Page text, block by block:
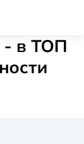
- в ТОП